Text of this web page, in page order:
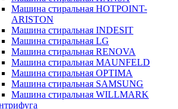
Машина стиральная HOTPOINT-
ARISTON
Машина стиральная INDESIT
Машина стиральная LG
Машина стиральная RENOVA
Машина стиральная MAUNFELD
Машина стиральная OPTIMA
Машина стиральная SAMSUNG
Машина стиральная WILLMARK